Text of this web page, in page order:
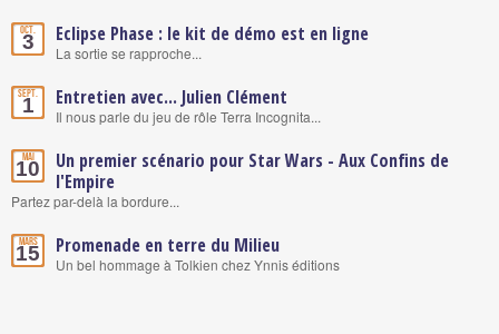
Oct.
3 Eclipse Phase : le kit de démo est en ligne
La sortie se rapproche...
Sept.
1 Entretien avec... Julien Clément
Il nous parle du jeu de rôle Terra Incognita...
Mai
10
Un premier scénario pour Star Wars - Aux Confins de
l'Empire
Partez par-delà la bordure...
Mars
15 Promenade en terre du Milieu
Un bel hommage à Tolkien chez Ynnis éditions